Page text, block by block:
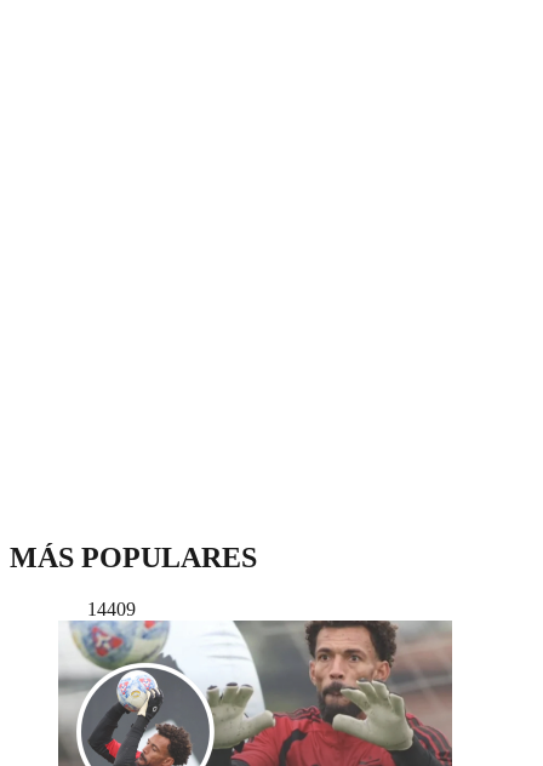
MÁS POPULARES
14409